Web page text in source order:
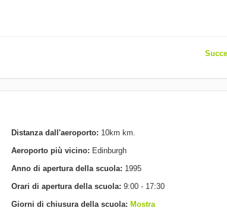
Distanza dall'aeroporto: 10km km.
Aeroporto più vicino: Edinburgh
Anno di apertura della scuola: 1995
Orari di apertura della scuola: 9:00 - 17:30
Giorni di chiusura della scuola: Mostra